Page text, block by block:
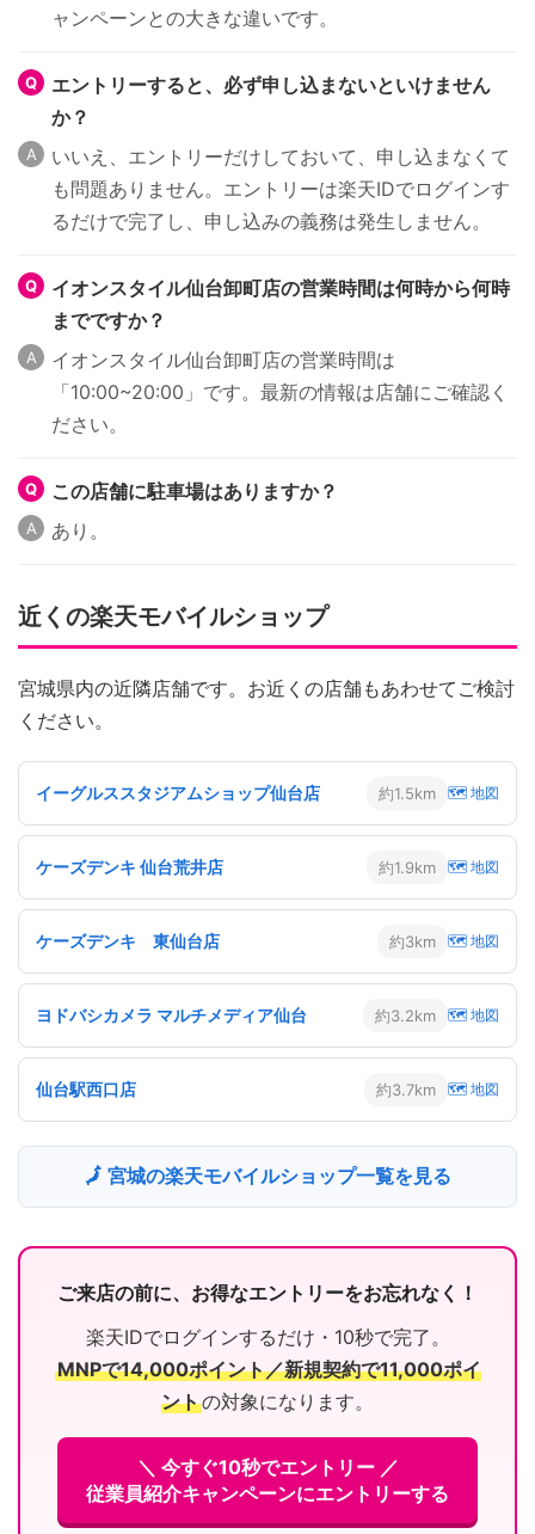
ャンペーンとの大きな違いです。
エントリーすると、必ず申し込まないといけません
か？
いいえ、エントリーだけしておいて、申し込まなくて
も問題ありません。エントリーは楽天IDでログインす
るだけで完了し、申し込みの義務は発生しません。
イオンスタイル仙台卸町店の営業時間は何時から何時
までですか？
イオンスタイル仙台卸町店の営業時間は
「10:00~20:00」です。最新の情報は店舗にご確認く
ださい。
この店舗に駐車場はありますか？
あり。
近くの楽天モバイルショップ
宮城県内の近隣店舗です。お近くの店舗もあわせてご検討
ください。
イーグルススタジアムショップ仙台店 約1.5km 🗺 地図
ケーズデンキ 仙台荒井店 約1.9km 🗺 地図
ケーズデンキ 東仙台店 約3km 🗺 地図
ヨドバシカメラ マルチメディア仙台 約3.2km 🗺 地図
仙台駅西口店 約3.7km 🗺 地図
🗾 宮城の楽天モバイルショップ一覧を見る
ご来店の前に、お得なエントリーをお忘れなく！
楽天IDでログインするだけ・10秒で完了。
MNPで14,000ポイント／新規契約で11,000ポイ
ントの対象になります。
＼ 今すぐ10秒でエントリー ／
従業員紹介キャンペーンにエントリーする